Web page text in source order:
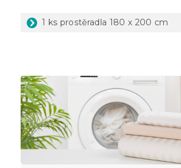
1 ks prostěradla 180 x 200 cm